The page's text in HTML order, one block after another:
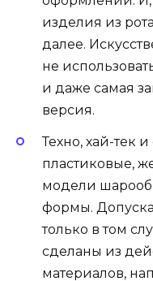
изделия из
далее.
не
и даже самая
версия.
Техно, хай-тек
пластиковые,
модели
формы.
только в том
сделаны из
материалов,